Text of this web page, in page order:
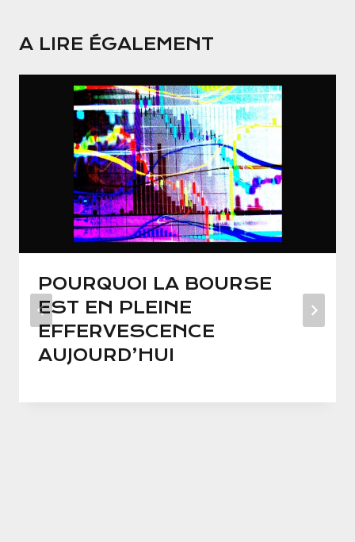
A LIRE ÉGALEMENT
POURQUOI LA BOURSE
EST EN PLEINE
EFFERVESCENCE
AUJOURD’HUI